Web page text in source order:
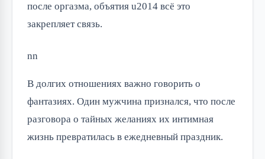
после оргазма, объятия u2014 всё это
закрепляет связь.
nn
В долгих отношениях важно говорить о
фантазиях. Один мужчина признался, что после
разговора о тайных желаниях их интимная
жизнь превратилась в ежедневный праздник.